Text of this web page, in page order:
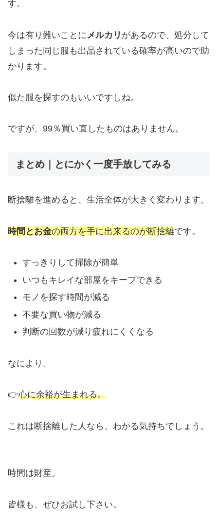
す。
今は有り難いことに メルカリ があるので、処分して
しまった同じ服も出品されている確率が高いので助
かります。
似た服を探すのもいいですしね。
ですが、99％買い直したものはありません。
まとめ｜とにかく一度手放してみる
断捨離を進めると、生活全体が大きく変わります。
時間とお金の両方を手に出来るのが断捨離です。
すっきりして掃除が簡単
いつもキレイな部屋をキープできる
モノを探す時間が減る
不要な買い物が減る
判断の回数が減り疲れにくくなる
なにより、
👉心に余裕が生まれる。
これは断捨離した人なら、わかる気持ちでしょう。
時間は財産。
皆様も、ぜひお試し下さい。